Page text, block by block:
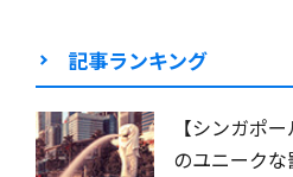
記事ランキング
【シンガポ
のユニーク